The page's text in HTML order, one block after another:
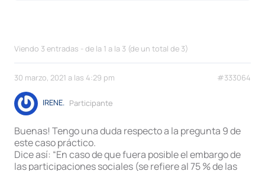
Viendo 3 entradas - de la 1 a la 3 (de un total de 3)
30 marzo, 2021 a las 4:29 pm #333064
IRENE. Participante
Buenas! Tengo una duda respecto a la pregunta 9 de
este caso práctico.
Dice así: “En caso de que fuera posible el embargo de
las participaciones sociales (se refiere al 75 % de las